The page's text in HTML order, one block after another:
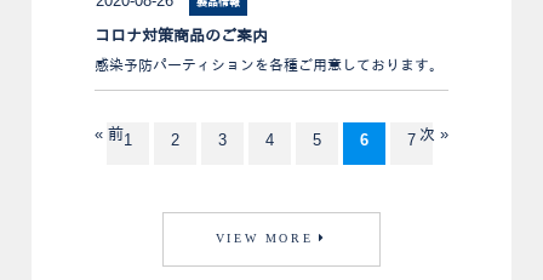
コロナ対策商品のご案内
感染予防パーティションを各種ご用意しております。
« 前1 2 3 4 5 6 7 次 »
VIEW MORE